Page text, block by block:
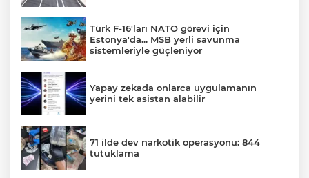
Türk F-16'ları NATO görevi için
Estonya'da... MSB yerli savunma
sistemleriyle güçleniyor
Yapay zekada onlarca uygulamanın
yerini tek asistan alabilir
71 ilde dev narkotik operasyonu: 844
tutuklama